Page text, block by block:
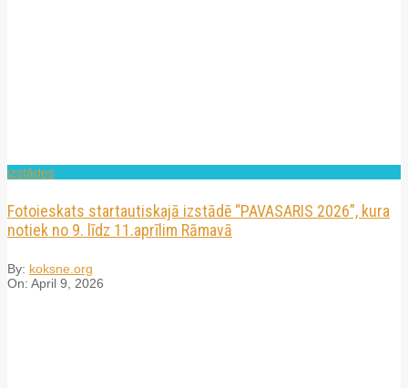
izstādes
Fotoieskats startautiskajā izstādē “PAVASARIS 2026”, kura
notiek no 9. līdz 11.aprīlim Rāmavā
By: koksne.org
On: April 9, 2026